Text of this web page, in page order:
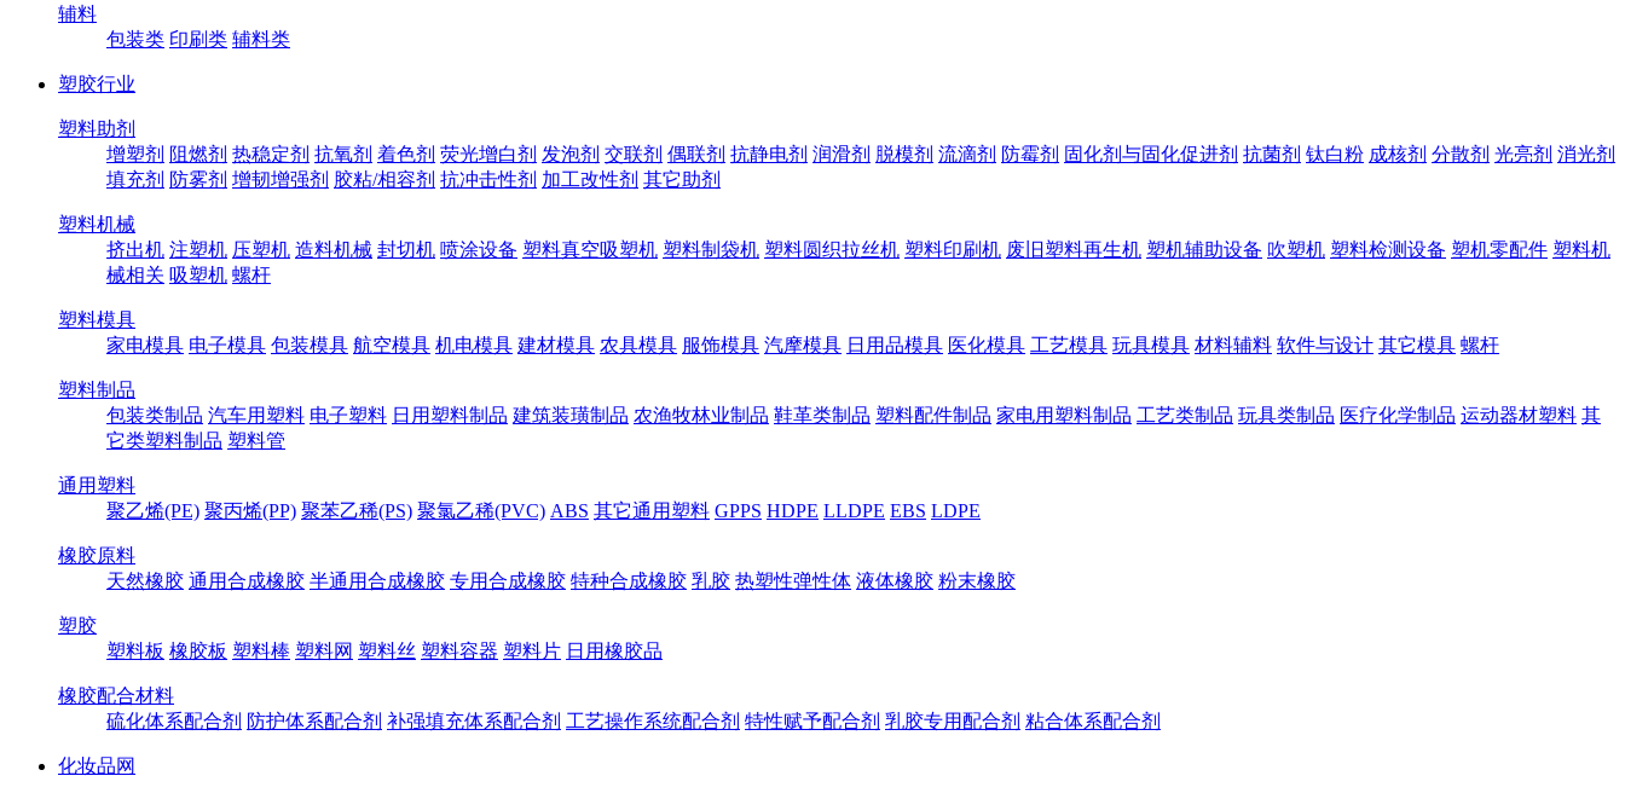
辅料
包装类 印刷类 辅料类
塑胶行业
塑料助剂
增塑剂 阻燃剂 热稳定剂 抗氧剂 着色剂 荧光增白剂 发泡剂 交联剂 偶联剂 抗静电剂 润滑剂 脱模剂 流滴剂 防霉剂 固化剂与固化促进剂 抗菌剂 钛白粉 成核剂 分散剂 光亮剂 消光剂
填充剂 防雾剂 增韧增强剂 胶粘/相容剂 抗冲击性剂 加工改性剂 其它助剂
塑料机械
挤出机 注塑机 压塑机 造料机械 封切机 喷涂设备 塑料真空吸塑机 塑料制袋机 塑料圆织拉丝机 塑料印刷机 废旧塑料再生机 塑机辅助设备 吹塑机 塑料检测设备 塑机零配件 塑料机
械相关 吸塑机 螺杆
塑料模具
家电模具 电子模具 包装模具 航空模具 机电模具 建材模具 农具模具 服饰模具 汽摩模具 日用品模具 医化模具 工艺模具 玩具模具 材料辅料 软件与设计 其它模具 螺杆
塑料制品
包装类制品 汽车用塑料 电子塑料 日用塑料制品 建筑装璜制品 农渔牧林业制品 鞋革类制品 塑料配件制品 家电用塑料制品 工艺类制品 玩具类制品 医疗化学制品 运动器材塑料 其
它类塑料制品 塑料管
通用塑料
聚乙烯(PE) 聚丙烯(PP) 聚苯乙稀(PS) 聚氯乙稀(PVC) ABS 其它通用塑料 GPPS HDPE LLDPE EBS LDPE
橡胶原料
天然橡胶 通用合成橡胶 半通用合成橡胶 专用合成橡胶 特种合成橡胶 乳胶 热塑性弹性体 液体橡胶 粉末橡胶
塑胶
塑料板 橡胶板 塑料棒 塑料网 塑料丝 塑料容器 塑料片 日用橡胶品
橡胶配合材料
硫化体系配合剂 防护体系配合剂 补强填充体系配合剂 工艺操作系统配合剂 特性赋予配合剂 乳胶专用配合剂 粘合体系配合剂
化妆品网